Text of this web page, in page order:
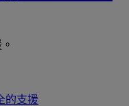
的支援